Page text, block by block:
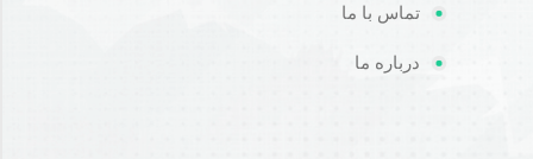
تماس با ما
درباره ما